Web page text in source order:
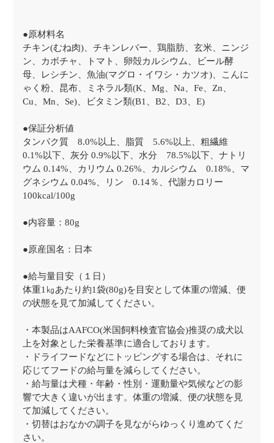
●原材料名
チキン(むね肉)、チキンレバー、鶏脂肪、玄米、ニンジ
ン、カボチャ、トマト、卵殻カルシウム、ビール酵
母、レシチン、魚油(マグロ・イワシ・カツオ)、こんに
ゃく粉、昆布、ミネラル類(K、Mg、Na、Fe、Zn、
Cu、Mn、Se)、ビタミン類(B1、B2、D3、E)
●保証分析値
タンパク質 8.0%以上、脂質 5.6%以上、粗繊維
0.1%以下、灰分 0.9%以下、水分 78.5%以下、ナトリ
ウム 0.14%、カリウム 0.26%、カルシウム 0.18%、マ
グネシウム 0.04%、リン 0.14％、代謝カロリー
100kcal/100g
●内容量：80g
●原産国名：日本
●給与量目安（１日）
体重1㎏あたり約1袋(80g)を目安として体重の増減、便
の状態を見て加減してください。
・本製品はAAFCO(米国飼料検査官協会)推奨の成犬以
上を対象とした栄養基準に適合しております。
・ドライフードなどにトッピングする場合は、それに
応じてフードの給与量を減らしてください。
・給与量は犬種・年齢・性別・運動量や気候などの影
響で大きく違いが出ます。体重の増減、便の状態を見
て加減してください。
・切替はおなかの調子を見ながらゆっくり進めてくだ
さい。